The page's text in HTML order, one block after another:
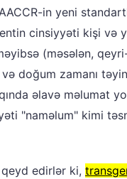
in yeni
cinsiyyəti kişi və
(məsələn,
doğum zamanı
əlavə məlumat
"naməlum" kimi
edirlər ki,